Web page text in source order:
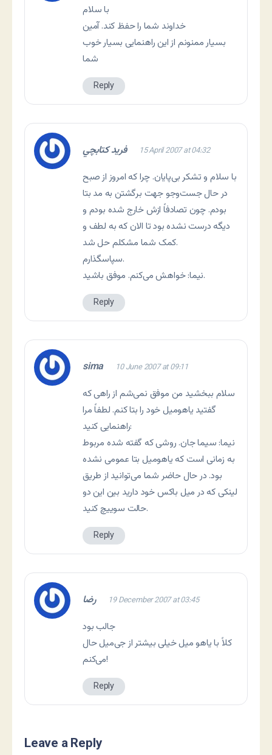
با سلام
خداوند شما را حفظ کند. آمین
بسیار ممنونم از این راهنمایی بسیار خوب
شما
Reply
فريد كتابچي 15 April 2007 at 04:32
با سلام و تشکر بی‌پایان. چرا که امروز از صبح
در حال جست‌وجو جهت برگشتن به مد بتا
بودم. چون تصادفاً ازش خارج شده بودم و
دیگه درست نشده بود تا الان که به لطف و
کمک شما مشكلم حل شد.
سپاسگذارم.
نیما: خواهش می‌کنم. موفق باشید.
Reply
sima 10 June 2007 at 09:11
سلام ببخشید من موفق نمی‌شم از راهی که
گفتید یاهومیل خود را بتا کنم. لطفاً مرا
راهنمایی کنید:
نیما: سیما جان. روشی که گفته شده مربوط
به زمانی است که یاهومیل بتا عمومی نشده
بود. در حال حاضر شما می‌توانید از طریق
لینکی که در میل باکس خود دارید بین این دو
حالت سوییچ کنید.
Reply
رضا 19 December 2007 at 03:45
جالب بود
کلاً با یاهو میل خیلی بیشتر از جی‌میل حال
می‌کنم!
Reply
Leave a Reply